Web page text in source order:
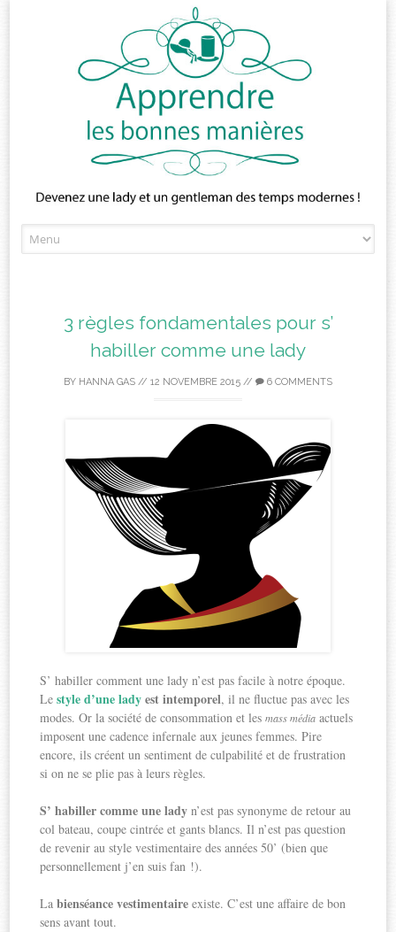
to
3 règles fondamentales pour s’
habiller comme une lady
BY HANNA GAS // 12 NOVEMBRE 2015 // 6 COMMENTS
S’ habiller comment une lady n’est pas facile à notre époque.
Lestyle d’une ladyest intemporel, il ne fluctue pas avec les
modes. Or la société de consommation et lesmass média actuels
imposent une cadence infernale aux jeunes femmes. Pire
encore, ils créent un sentiment de culpabilité et de frustration
si on ne se plie pas à leurs règles.
S’ habiller comme une lady n’est pas synonyme de retour au
col bateau, coupe cintrée et gants blancs. Il n’est pas question
de revenir au style vestimentaire des années 50’ (bien que
personnellement j’en suis fan !).
Labienséance vestimentaire existe. C’est une affaire de bon
sens avant tout.